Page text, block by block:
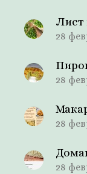
Лист
28
28
28
28